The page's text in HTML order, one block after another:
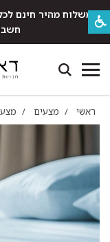
חשבוננו >
ראשי / מצעים /